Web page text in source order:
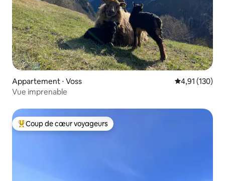
Appartement ⋅ Voss Évaluation
4,91 (130)
Vue imprenable
Coups de cœur voyageurs les plus appréciés
Coup de cœur voyageurs